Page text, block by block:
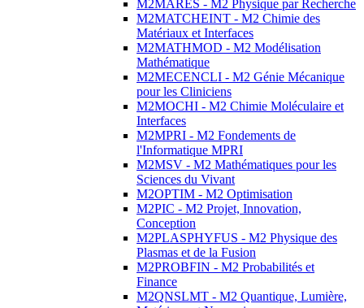
M2MARES - M2 Physique par Recherche
M2MATCHEINT - M2 Chimie des
Matériaux et Interfaces
M2MATHMOD - M2 Modélisation
Mathématique
M2MECENCLI - M2 Génie Mécanique
pour les Cliniciens
M2MOCHI - M2 Chimie Moléculaire et
Interfaces
M2MPRI - M2 Fondements de
l'Informatique MPRI
M2MSV - M2 Mathématiques pour les
Sciences du Vivant
M2OPTIM - M2 Optimisation
M2PIC - M2 Projet, Innovation,
Conception
M2PLASPHYFUS - M2 Physique des
Plasmas et de la Fusion
M2PROBFIN - M2 Probabilités et
Finance
M2QNSLMT - M2 Quantique, Lumière,